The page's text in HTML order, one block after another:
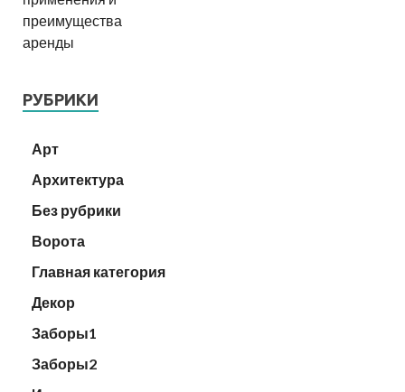
РУБРИКИ
Арт
Архитектура
Без рубрики
Ворота
Главная категория
Декор
Заборы1
Заборы2